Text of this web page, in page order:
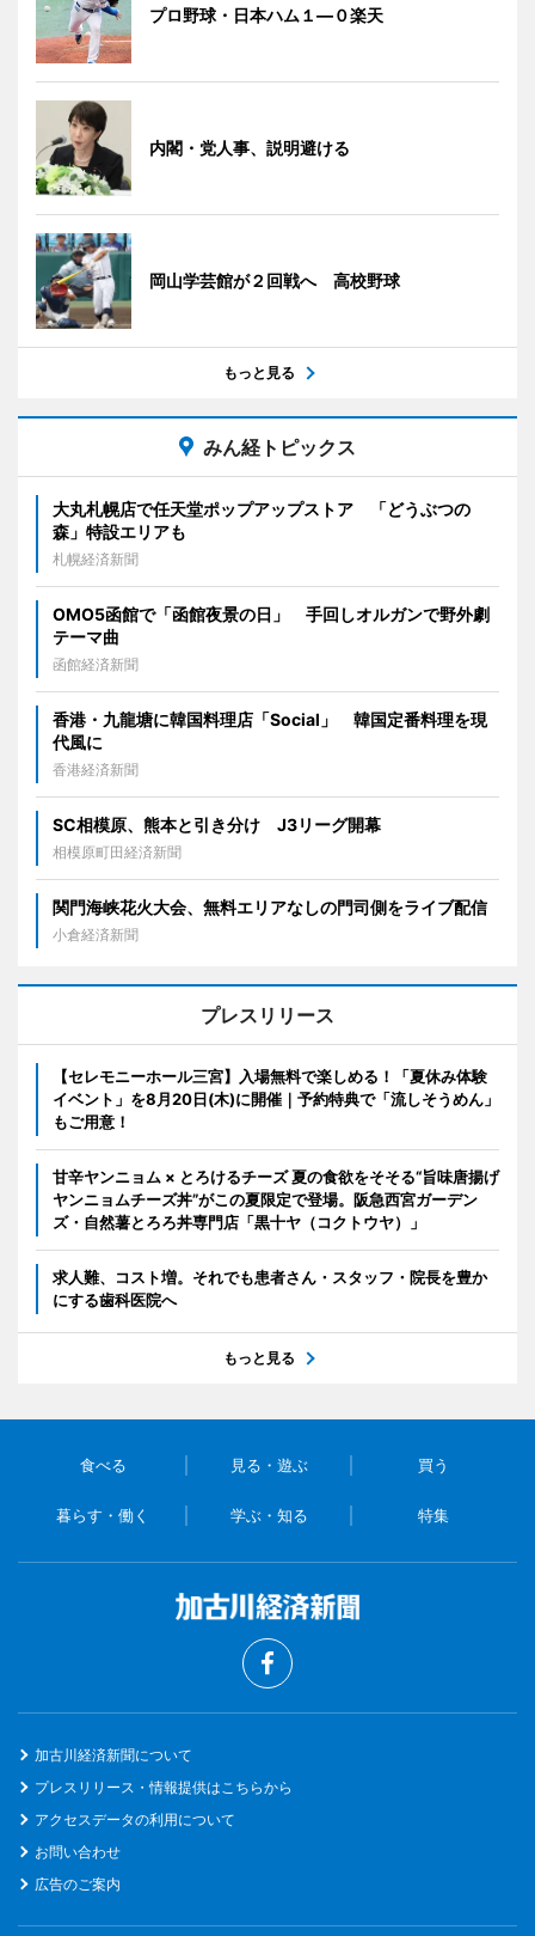
プロ野球・日本ハム１―０楽天
内閣・党人事、説明避ける
岡山学芸館が２回戦へ 高校野球
もっと見る
みん経トピックス
大丸札幌店で任天堂ポップアップストア 「どうぶつの
森」特設エリアも
札幌経済新聞
OMO5函館で「函館夜景の日」 手回しオルガンで野外劇
テーマ曲
函館経済新聞
香港・九龍塘に韓国料理店「Social」 韓国定番料理を現
代風に
香港経済新聞
SC相模原、熊本と引き分け J3リーグ開幕
相模原町田経済新聞
関門海峡花火大会、無料エリアなしの門司側をライブ配信
小倉経済新聞
プレスリリース
【セレモニーホール三宮】入場無料で楽しめる！「夏休み体験
イベント」を8月20日(木)に開催｜予約特典で「流しそうめん」
もご用意！
甘辛ヤンニョム × とろけるチーズ 夏の食欲をそそる“旨味唐揚げ
ヤンニョムチーズ丼”がこの夏限定で登場。阪急西宮ガーデン
ズ・自然薯とろろ丼専門店「黒十ヤ（コクトウヤ）」
求人難、コスト増。それでも患者さん・スタッフ・院長を豊か
にする歯科医院へ
もっと見る
食べる 見る・遊ぶ 買う
暮らす・働く 学ぶ・知る 特集
加古川経済新聞について
プレスリリース・情報提供はこちらから
アクセスデータの利用について
お問い合わせ
広告のご案内